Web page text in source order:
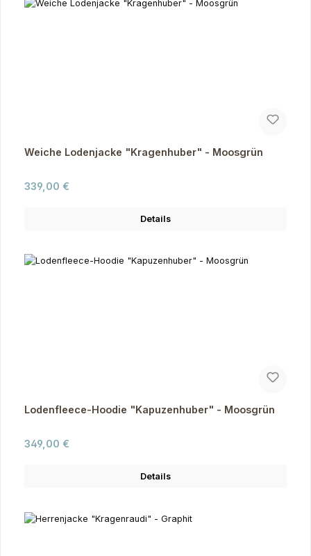
Weiche Lodenjacke "Kragenhuber" - Moosgrün
Regulärer Preis:
339,00 €
Details
Lodenfleece-Hoodie "Kapuzenhuber" - Moosgrün
Regulärer Preis:
349,00 €
Details